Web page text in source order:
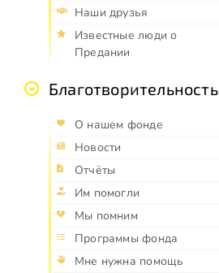
Наши друзья
Известные люди о
Предании
Благотворительность
О нашем фонде
Новости
Отчёты
Им помогли
Мы помним
Программы фонда
Мне нужна помощь